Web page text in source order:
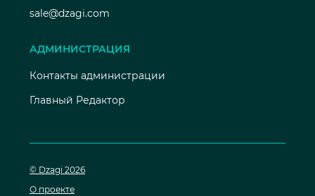
sale@dzagi.com
АДМИНИСТРАЦИЯ
Контакты администрации
Главный Редактор
© Dzagi 2026
О проекте